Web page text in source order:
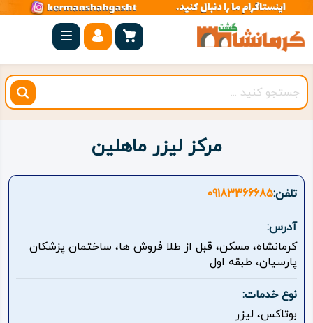
صفحه
اصلی
کرمانشاه
شهرستان
بیستون
روستاهای
هدف
اقامتگاه
ویژه
مرکز لیزر ماهلین
تلفن:09183366685
آدرس:
کرمانشاه، مسکن، قبل از طلا فروش ها، ساختمان پزشکان
پارسیان، طبقه اول
نوع خدمات:
بوتاکس، لیزر